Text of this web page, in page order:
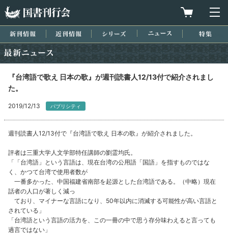
買物カゴを
新刊情報 近刊情報 シリーズ ニュース
『台湾語で歌え 日本の歌』が週刊読書人12/13付で紹介されまし
た。
2019/12/13 パブリシティ
週刊読書人12/13付で『台湾語で歌え 日本の歌』が紹介されました。
評者は三重大学人文学部特任講師の劉霊均氏。
「「台湾語」という言語は、現在台湾の公用語「国語」を指すものではな
く、かつて台湾で使用者数が
一番多かった、中国福建省南部を起源とした台湾語である。（中略）現在
話者の人口が著しく減っ
ており、マイナーな言語になり、50年以内に消滅する可能性が高い言語と
されている」
「台湾語という言語の活力を、この一冊の中で思う存分味わえると言っても
過言ではない」